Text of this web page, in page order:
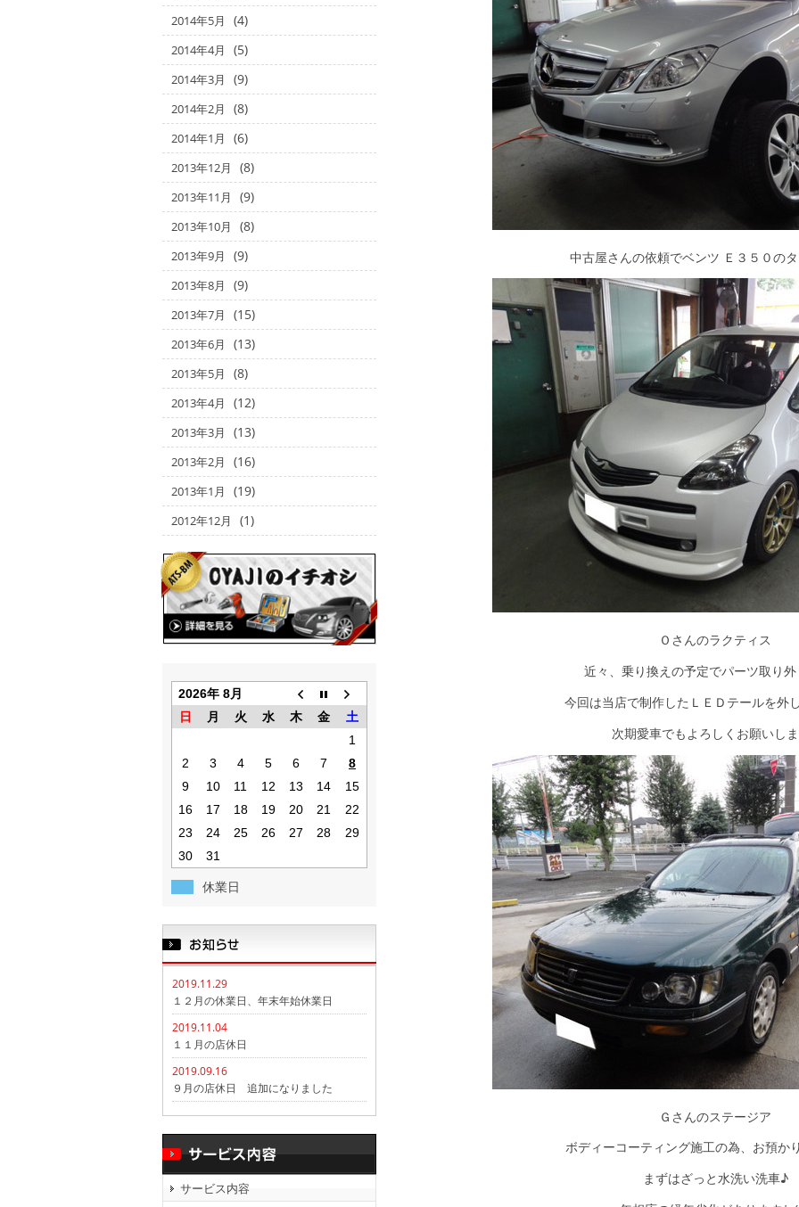
中古屋さんの依頼でベンツ Ｅ３５０の
Ｏさんのラクティス
近々、乗り換えの予定でパーツ取り
今回は当店で制作したＬＥＤテールを外
次期愛車でもよろしくお願いし
Ｇさんのステージア
ボディーコーティング施工の為、お預か
まずはざっと水洗い洗車♪
2014年5月 (4)
2014年4月 (5)
2014年3月 (9)
2014年2月 (8)
2014年1月 (6)
2013年12月 (8)
2013年11月 (9)
2013年10月 (8)
2013年9月 (9)
2013年8月 (9)
2013年7月 (15)
2013年6月 (13)
2013年5月 (8)
2013年4月 (12)
2013年3月 (13)
2013年2月 (16)
2013年1月 (19)
2012年12月 (1)
2026年 8月
日
月 火 水 木 金
土
1
2
3 4 5 6 7
8
9
10 11 12 13 14
15
16
17 18 19 20 21
22
23
24 25 26 27 28
29
30
31
休業日
2019.11.29
１２月の休業日、年末年始休業日
2019.11.04
１１月の店休日
2019.09.16
９月の店休日 追加になりました
サービス内容